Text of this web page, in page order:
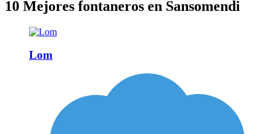
10 Mejores fontaneros en Sansomendi
Lom